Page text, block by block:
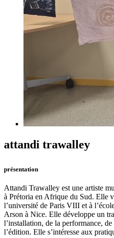
attandi trawalley
présentation
Attandi Trawalley est une artiste
à Prétoria en Afrique du Sud. Elle
l’université de Paris VIII et à
Arson à Nice. Elle développe un
l’installation, de la performance,
l’édition. Elle s’intéresse aux